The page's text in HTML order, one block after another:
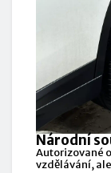
Národní
Autorizované
vzdělávání,